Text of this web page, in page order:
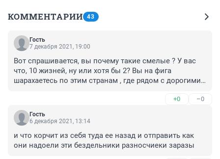
КОММЕНТАРИИ 43
Гость
7 декабря 2021, 19:00
Вот спрашивается, вы почему такие смелые ? У вас
что, 10 жизней, ну или хотя бы 2? Вы на фига
шарахаетесь по этим странам , где рядом с дорогими
Надо закрывать границы! Въезд и выезд из стран по
рабочим визам . Люди сами не догоняют… А на них
+0 –0
Гость
6 декабря 2021, 13:14
и что корчит из себя туда ее назад и отправить как
они надоели эти бездельники разносчиеки заразы